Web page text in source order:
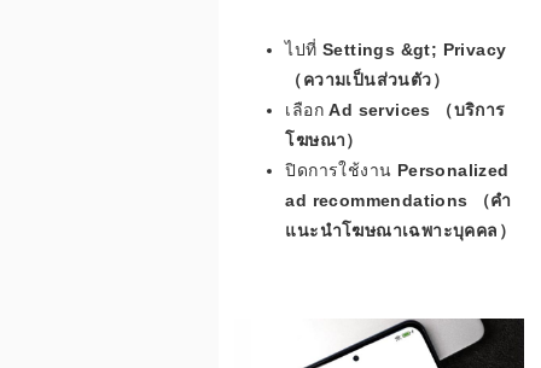
ไปที่Settings &gt; Privacy
（ความเป็นส่วนตัว）
เลือกAd services （บริการ
โฆษณา）
ปิดการใช้งาน Personalized
ad recommendations （คำ
แนะนำโฆษณาเฉพาะบุคคล）